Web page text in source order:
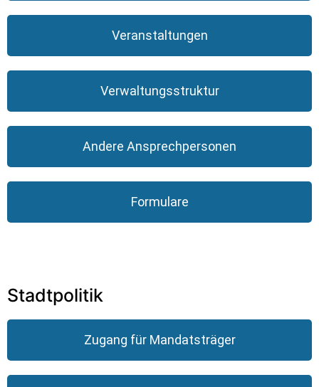
Veranstaltungen
Verwaltungsstruktur
Andere Ansprechpersonen
Formulare
Stadtpolitik
Zugang für Mandatsträger